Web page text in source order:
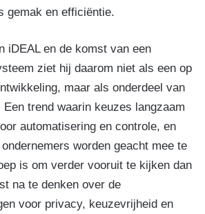
gemak en efficiëntie.
iDEAL en de komst van een
ziet hij daarom niet als een op
maar als onderdeel van
trend waarin keuzes langzaam
automatisering en controle, en
worden geacht mee te
is om verder vooruit te kijken dan
na te denken over de
voor privacy, keuzevrijheid en